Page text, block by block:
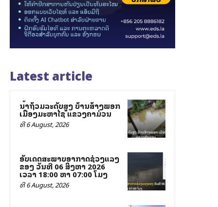
Latest article
ນ້ຳຖ້ວມລະດັບສູງ ບ້ານສ້າງພອກ
ເມືອງມະຫາໄຊ ແຂວງຄຳມ່ວນ
ທີ 6 August, 2026
ອັບເດດສະພາບອາກາດຊ່ວງແລງ
ຂອງ ວັນທີ 06 ສິງຫາ 2026
ເວລາ 18:00 ຫາ 07:00 ໂມງ
ທີ 6 August, 2026